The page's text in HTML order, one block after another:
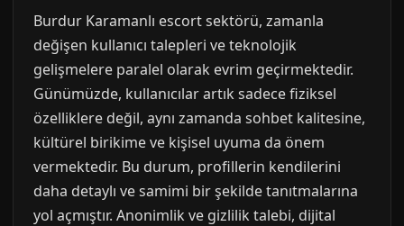
Burdur Karamanlı escort sektörü, zamanla
değişen kullanıcı talepleri ve teknolojik
gelişmelere paralel olarak evrim geçirmektedir.
Günümüzde, kullanıcılar artık sadece fiziksel
özelliklere değil, aynı zamanda sohbet kalitesine,
kültürel birikime ve kişisel uyuma da önem
vermektedir. Bu durum, profillerin kendilerini
daha detaylı ve samimi bir şekilde tanıtmalarına
yol açmıştır. Anonimlik ve gizlilik talebi, dijital